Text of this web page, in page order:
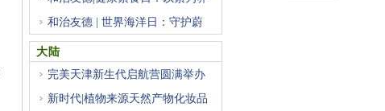
和治友德 | 世界海洋日：守护蔚
大陆
完美天津新生代启航营圆满举办
新时代|植物来源天然产物化妆品